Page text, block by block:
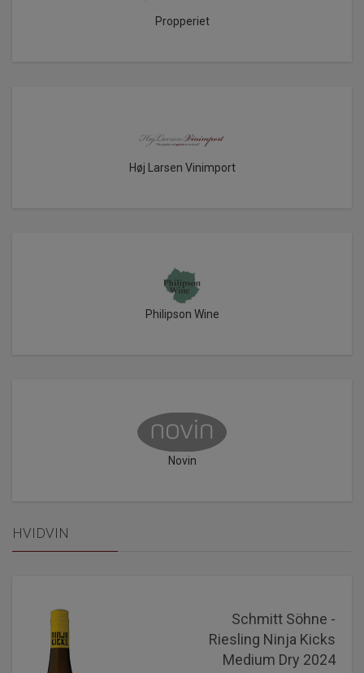
Propperiet
Høj Larsen Vinimport
Philipson Wine
Novin
HVIDVIN
Schmitt Söhne -
Riesling Ninja Kicks
Medium Dry 2024